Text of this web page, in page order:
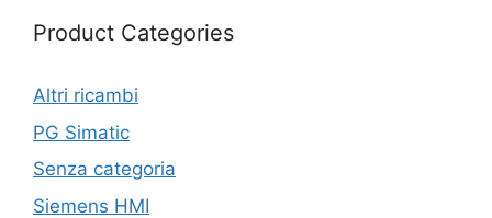
Product Categories
Altri ricambi
PG Simatic
Senza categoria
Siemens HMI